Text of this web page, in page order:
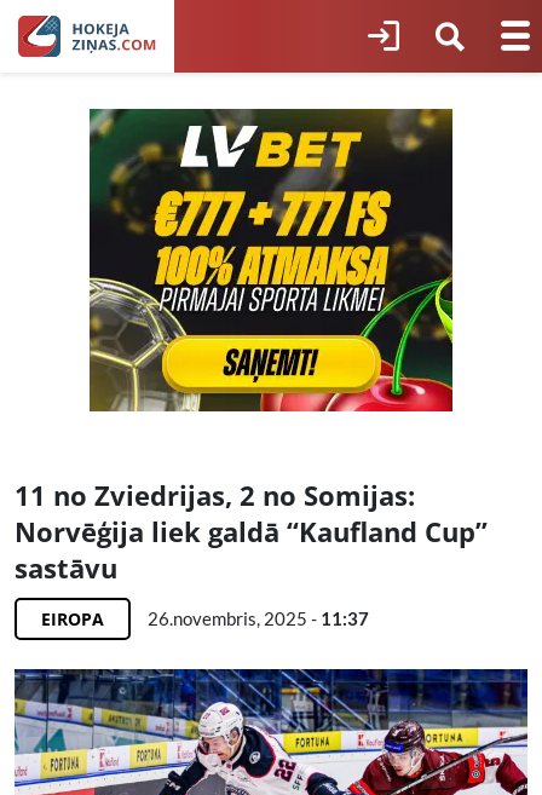
11 no Zviedrijas, 2 no Somijas:
Norvēģija liek galdā “Kaufland Cup”
sastāvu
EIROPA 26.novembris, 2025 - 11:37